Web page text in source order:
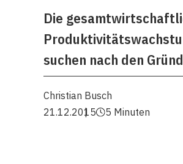
Die
suchen nach den
Christian Busch
21.12.2015
5 Minuten